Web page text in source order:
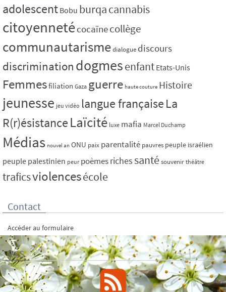
adolescent Bobu burqacannabis
citoyennetécocaïnecollège
communautarismedialogue discours
discrimination dogmesenfant Etats-Unis
Femmesfiliation Gaza guerre haute couture Histoire
jeunesse jeu vidéo langue française La
R(r)ésistanceLaïcité luxe mafia Marcel Duchamp
Médias nouvel an ONU paix parentalité pauvres peuple israélien
peuple palestinien peur poèmesriches santé souvenir théâtre
traficsviolencesécole
Contact
Accéder au formulaire
RSS